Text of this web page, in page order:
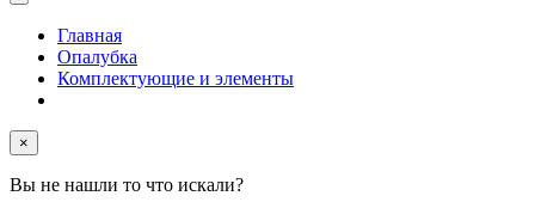
Главная
Опалубка
Комплектующие и элементы
×
Вы не нашли то что искали?